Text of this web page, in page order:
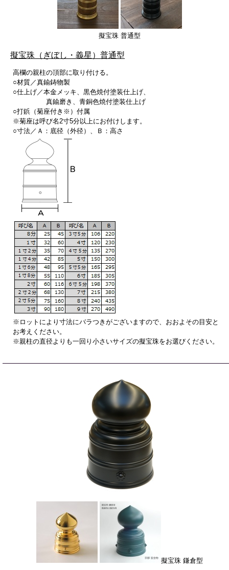
擬宝珠 普通型
擬宝珠（ぎぼし・義星）普通型
高欄の親柱の頂部に取り付ける。
○材質／真鍮鋳物製
○仕上げ／本金メッキ、黒色焼付塗装仕上げ、
真鍮磨き、青銅色焼付塗装仕上げ
○打鋲（菊座付き※）付属
※菊座は呼び名2寸5分以上にお付けします。
○寸法／Ａ：底径（外径）、Ｂ：高さ
※ロットにより寸法にバラつきがございますので、おおよその目安と
お考えください。
※親柱の直径よりも一回り小さいサイズの擬宝珠をお選びください。
擬宝珠 鎌倉型